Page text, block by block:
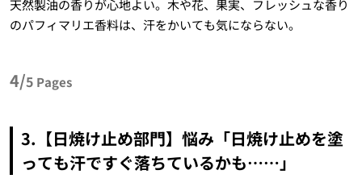
天然製油の香りが心地よい。木や花、果実、フレッシュな香り
のパフィマリエ香料は、汗をかいても気にならない。
4/5 Pages
3.【日焼け止め部門】悩み「日焼け止めを塗
っても汗ですぐ落ちているかも……」